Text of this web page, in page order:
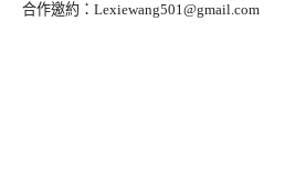
合作邀約： Lexiewang501@gmail.com